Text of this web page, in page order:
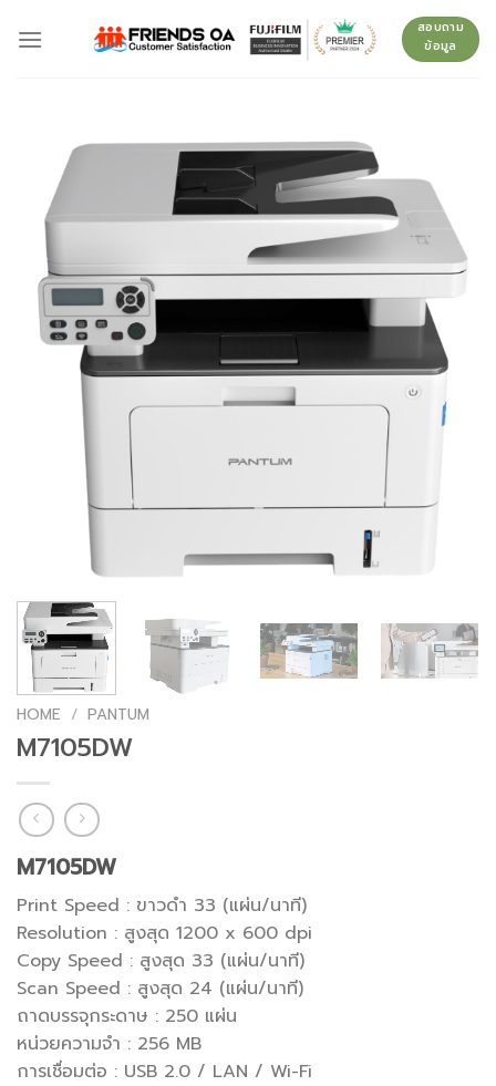
สอบถาม
ข้อมูล
HOME / PANTUM
M7105DW
M7105DW
Print Speed : ขาวดำ 33 (แผ่น/นาที)
Resolution : สูงสุด 1200 x 600 dpi
Copy Speed : สูงสุด 33 (แผ่น/นาที)
Scan Speed : สูงสุด 24 (แผ่น/นาที)
ถาดบรรจุกระดาษ : 250 แผ่น
หน่วยความจำ : 256 MB
การเชื่อมต่อ : USB 2.0 / LAN / Wi-Fi